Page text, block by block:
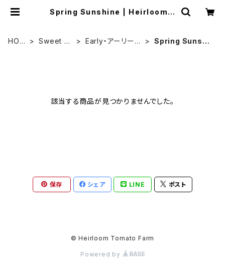
Spring Sunshine | Heirloom T
HOM
Sweet P
Early・アーリー品
Spring Sunshi
該当する商品が見つかりませんでした。
保存 シェア LINE ポスト
© Heirloom Tomato Farm
Powered by